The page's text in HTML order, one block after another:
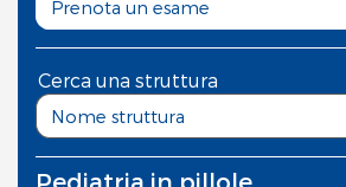
Prenota un esame
Cerca una struttura
Pediatria in pillole